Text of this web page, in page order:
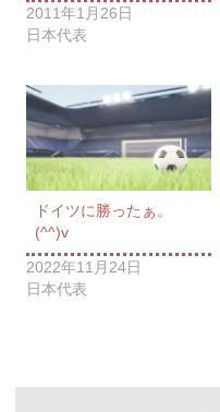
2011年1月26日
日本代表
ドイツに勝ったぁ。
(^^)v
2022年11月24日
日本代表